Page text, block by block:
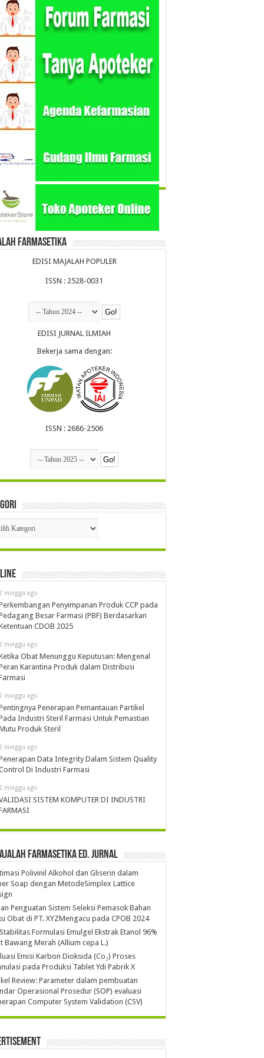
Farmasetika
EDISI MAJALAH POPULER
ISSN : 2528-0031
EDISI JURNAL ILMIAH
Bekerja sama dengan:
ISSN : 2686-2506
minggu ago
Penyimpanan Produk CCP pada
Besar Farmasi (PBF) Berdasarkan
CDOB 2025
minggu ago
Obat Menunggu Keputusan: Mengenal
Karantina Produk dalam Distribusi
minggu ago
Penerapan Pemantauan Partikel
Industri Steril Farmasi Untuk Pemastian
Produk Steril
minggu ago
Data Integrity Dalam Sistem Quality
Di Industri Farmasi
minggu ago
SISTEM KOMPUTER DI INDUSTRI
Farmasetika Ed. Jurnal
Polivinil Alkohol dan Gliserin dalam
Soap dengan MetodeSimplex Lattice
Penguatan Sistem Seleksi Pemasok Bahan
Obat di PT. XYZMengacu pada CPOB 2024
Formulasi Emulgel Ekstrak Etanol 96%
Bawang Merah (Allium cepa L.)
Emisi Karbon Dioksida (Co₂) Proses
pada Produksi Tablet Ydi Pabrik X
Review: Parameter dalam pembuatan
Operasional Prosedur (SOP) evaluasi
Computer System Validation (CSV)